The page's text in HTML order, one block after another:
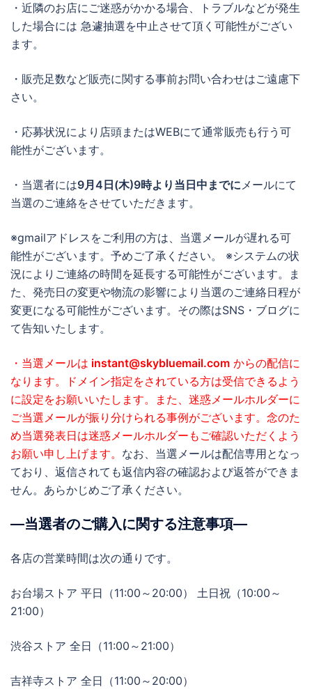
・近隣のお店にご迷惑がかかる場合、トラブルなどが発生
した場合には 急遽抽選を中止させて頂く可能性がござい
ます。
・販売足数など販売に関する事前お問い合わせはご遠慮下
さい。
・応募状況により店頭またはWEBにて通常販売も行う可
能性がございます。
・当選者には9月4日(木)9時より当日中までにメールにて
当選のご連絡をさせていただきます。
※gmailアドレスをご利用の方は、当選メールが遅れる可
能性がございます。予めご了承ください。 ※システムの状
況によりご連絡の時間を延長する可能性がございます。ま
た、発売日の変更や物流の影響により当選のご連絡日程が
変更になる可能性がございます。その際はSNS・ブログに
て告知いたします。
・当選メールは instant@skybluemail.com からの配信に
なります。ドメイン指定をされている方は受信できるよう
に設定をお願いいたします。また、迷惑メールホルダーに
ご当選メールが振り分けられる事例がございます。念のた
め当選発表日は迷惑メールホルダーもご確認いただくよう
お願い申し上げます。 なお、当選メールは配信専用となっ
ており、返信されても返信内容の確認および返答ができま
せん。あらかじめご了承ください。
―当選者のご購入に関する注意事項―
各店の営業時間は次の通りです。
お台場ストア 平日（11:00～20:00） 土日祝（10:00～
21:00）
渋谷ストア 全日（11:00～21:00）
吉祥寺ストア 全日（11:00～20:00）